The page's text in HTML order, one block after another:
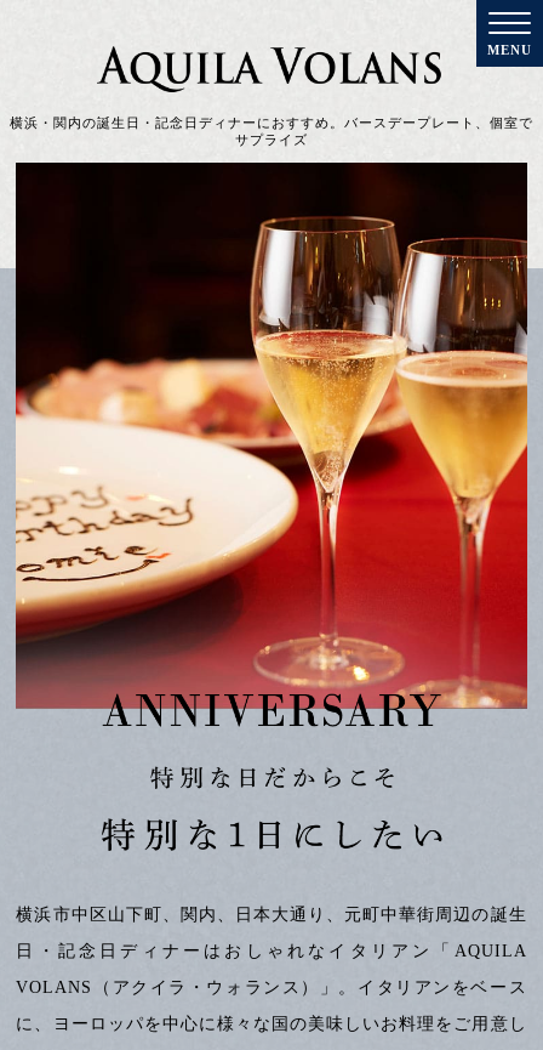
横浜・関内の誕生日・記念日ディナーにおすすめ。バースデープレート、個室で
サプライズ
横浜市中区山下町、関内、日本大通り、元町中華街周辺の誕生
日・記念日ディナーはおしゃれなイタリアン「AQUILA
VOLANS（アクイラ・ウォランス）」。イタリアンをベース
に、ヨーロッパを中心に様々な国の美味しいお料理をご用意し